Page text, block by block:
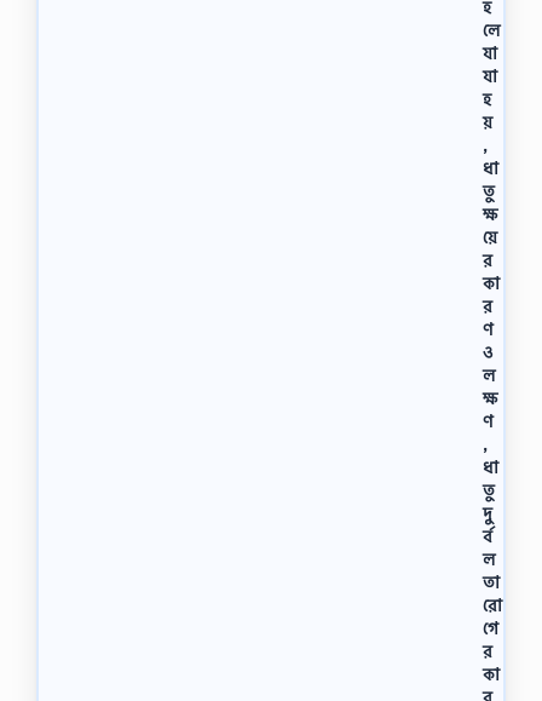
হ
লে
যা
যা
হ
য়
,
ধা
তু
ক্ষ
য়ে
র
কা
র
ণ
ও
ল
ক্ষ
ণ
,
ধা
তু
দু
র্ব
ল
তা
রো
গে
র
কা
র